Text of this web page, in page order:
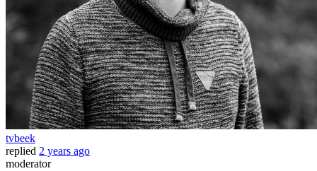
tvbeek
replied 2 years ago
moderator